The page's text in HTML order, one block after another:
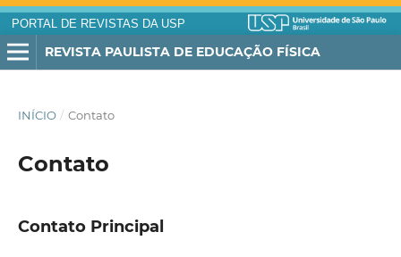
PORTAL DE REVISTAS DA USP
REVISTA PAULISTA DE EDUCAÇÃO FÍSICA
INÍCIO / Contato
Contato
Contato Principal